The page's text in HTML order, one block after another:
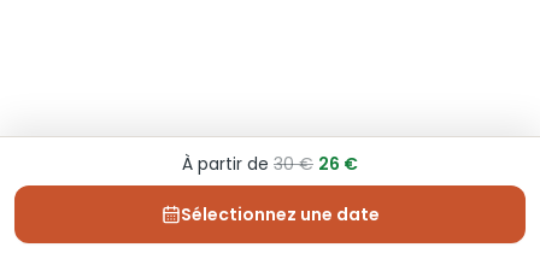
À partir de 30 € 26 €
Sélectionnez une date